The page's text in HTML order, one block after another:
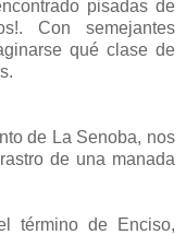
pisadas de
Con semejantes
qué clase de
de La Senoba, nos
de una manada
término de Enciso,